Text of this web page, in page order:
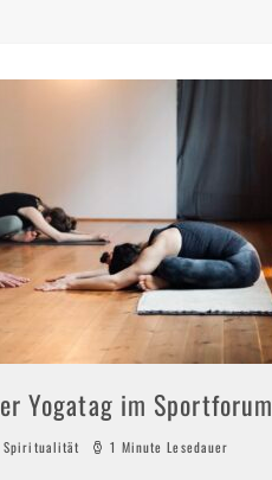
Yogatag im Sportforum
Spiritualität 1 Minute Lesedauer